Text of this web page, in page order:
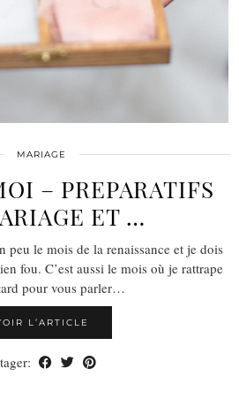
MARIAGE
– PREPARATIFS
ET …
peu le mois de la renaissance et je dois
fou. C’est aussi le mois où je rattrape
pour vous parler…
L’ARTICLE